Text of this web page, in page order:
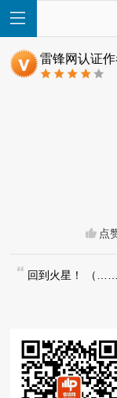
测
视
雷锋网认证
点
回到火星！ （